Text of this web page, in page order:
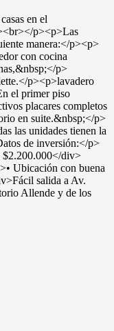
en el
p><p>Las
manera:</p><p>
con cocina
p>
p><p>lavadero
el primer piso
placares completos
en suite.&nbsp;</p>
las unidades tienen la
de inversión:</p>
div>
Ubicación con buena
salida a Av.
Allende y de los